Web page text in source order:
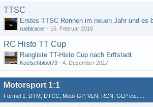
TTSC
ruebiracer - 15. Februar 2016
RC Histo TT Cup
Rangliste TT-Histo Cup nach Erftstadt
Koelschbloot79 - 4. Dezember 2017
Motorsport 1:1
Formel 1, DTM, DTCC, Moto-GP, VLN, RCN, GLP etc......